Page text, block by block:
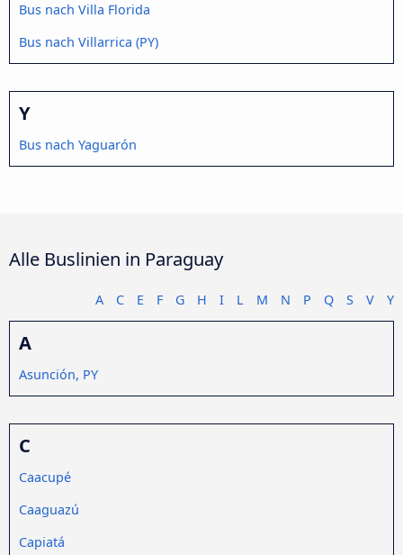
Bus nach Villa Florida
Bus nach Villarrica (PY)
Y
Bus nach Yaguarón
Alle Buslinien in Paraguay
A C E F G H I L M N P Q S V Y
A
Asunción, PY
C
Caacupé
Caaguazú
Capiatá